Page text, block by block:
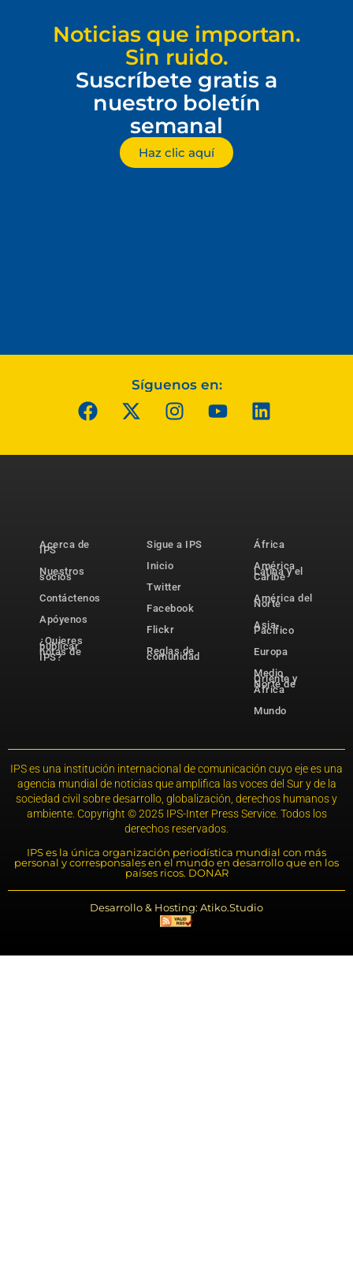
Noticias que importan.
Sin ruido.
Suscríbete gratis a
nuestro boletín
semanal
Haz clic aquí
Síguenos en:
Acerca de
IPS
Nuestros
socios
Contáctenos
Apóyenos
¿Quieres
publicar
notas de
IPS?
Sigue a IPS
Inicio
Twitter
Facebook
Flickr
Reglas de
comunidad
África
América
Latina y el
Caribe
América del
Norte
Asia-
Pacífico
Europa
Medio
Oriente y
Norte de
África
Mundo
IPS es una institución internacional de comunicación cuyo eje es una
agencia mundial de noticias que amplifica las voces del Sur y de la
sociedad civil sobre desarrollo, globalización, derechos humanos y
ambiente. Copyright © 2025 IPS-Inter Press Service. Todos los
derechos reservados.
IPS es la única organización periodística mundial con más
personal y corresponsales en el mundo en desarrollo que en los
países ricos. DONAR
Desarrollo & Hosting: Atiko.Studio